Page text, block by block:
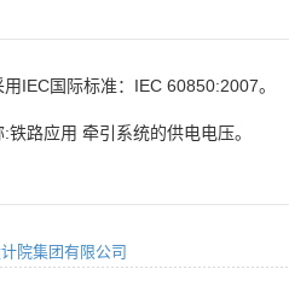
IEC国际标准：IEC 60850:2007。
铁路应用 牵引系统的供电电压。
院集团有限公司